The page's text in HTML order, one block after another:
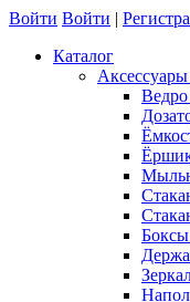
Войти Войти |
Каталог
Ведро
Боксы